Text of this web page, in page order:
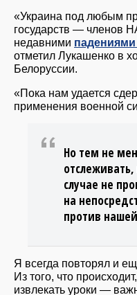
«Украина под любым
государств — членов
недавними падениями
отметил Лукашенко в
Белоруссии.
«Пока нам удается
применения военной
Но тем не
случае не
на
против
Я всегда повторял и
Из того, что
извлекать уроки —